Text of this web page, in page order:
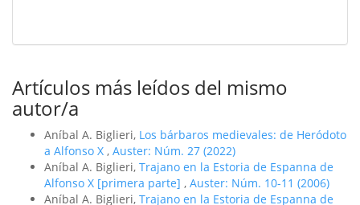
Artículos más leídos del mismo
autor/a
Aníbal A. Biglieri, Los bárbaros medievales: de Heródoto
a Alfonso X , Auster: Núm. 27 (2022)
Aníbal A. Biglieri, Trajano en la Estoria de Espanna de
Alfonso X [primera parte] , Auster: Núm. 10-11 (2006)
Aníbal A. Biglieri, Trajano en la Estoria de Espanna de